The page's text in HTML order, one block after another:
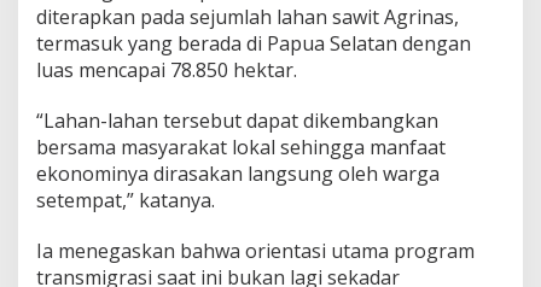
diterapkan pada sejumlah lahan sawit Agrinas,
termasuk yang berada di Papua Selatan dengan
luas mencapai 78.850 hektar.
“Lahan-lahan tersebut dapat dikembangkan
bersama masyarakat lokal sehingga manfaat
ekonominya dirasakan langsung oleh warga
setempat,” katanya.
Ia menegaskan bahwa orientasi utama program
transmigrasi saat ini bukan lagi sekadar